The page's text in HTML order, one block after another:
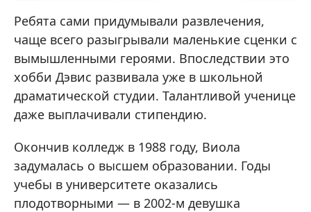
Ребята сами придумывали развлечения,
чаще всего разыгрывали маленькие сценки с
вымышленными героями. Впоследствии это
хобби Дэвис развивала уже в школьной
драматической студии. Талантливой ученице
даже выплачивали стипендию.
Окончив колледж в 1988 году, Виола
задумалась о высшем образовании. Годы
учебы в университете оказались
плодотворными — в 2002-м девушка